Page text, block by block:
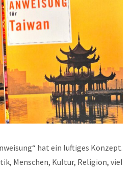
hat ein luftiges Konzept.
Menschen, Kultur, Religion, viel